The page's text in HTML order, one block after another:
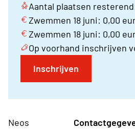
Aantal plaatsen
Zwemmen 18 juni: 0,00
Zwemmen 18 juni: 0,00
Op voorhand inschrijven
Inschrijven
Neos